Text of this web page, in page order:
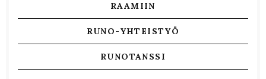
RAAMIIN
RUNO-YHTEISTYÖ
RUNOTANSSI